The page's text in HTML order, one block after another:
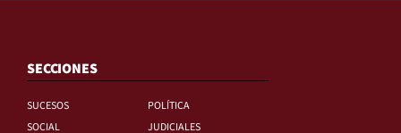
SECCIONES
SUCESOS
POLÍTICA
SOCIAL
JUDICIALES